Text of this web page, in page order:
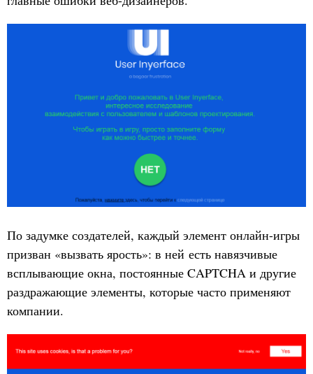
По задумке создателей, каждый элемент онлайн-игры
призван «вызвать ярость»: в ней есть навязчивые
всплывающие окна, постоянные CAPTCHA и другие
раздражающие элементы, которые часто применяют
компании.